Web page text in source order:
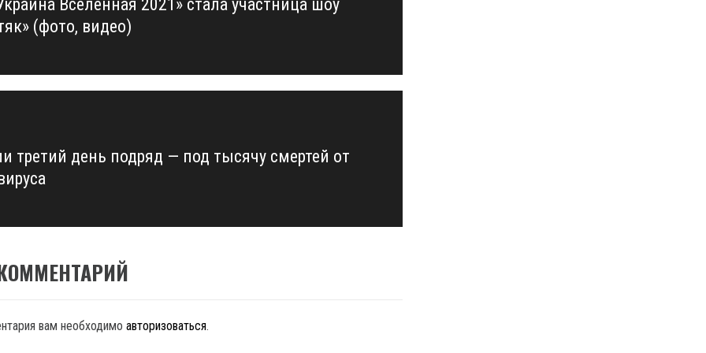
Вселенная 2021» стала участница шоу
(фото, видео)
третий день подряд — под тысячу смертей от
вам необходимо авторизоваться.